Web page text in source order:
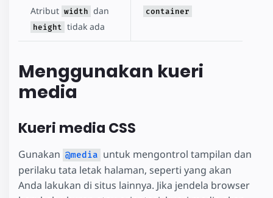
Atribut width dan
height tidak ada
container
Menggunakan kueri
media
Kueri media CSS
Gunakan @media untuk mengontrol tampilan dan
perilaku tata letak halaman, seperti yang akan
Anda lakukan di situs lainnya. Jika jendela browser